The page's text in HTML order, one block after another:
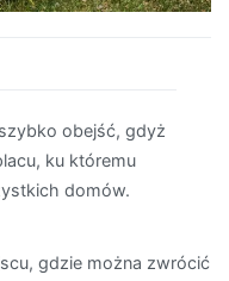
obejść, gdyż
ku któremu
domów.
gdzie można zwrócić